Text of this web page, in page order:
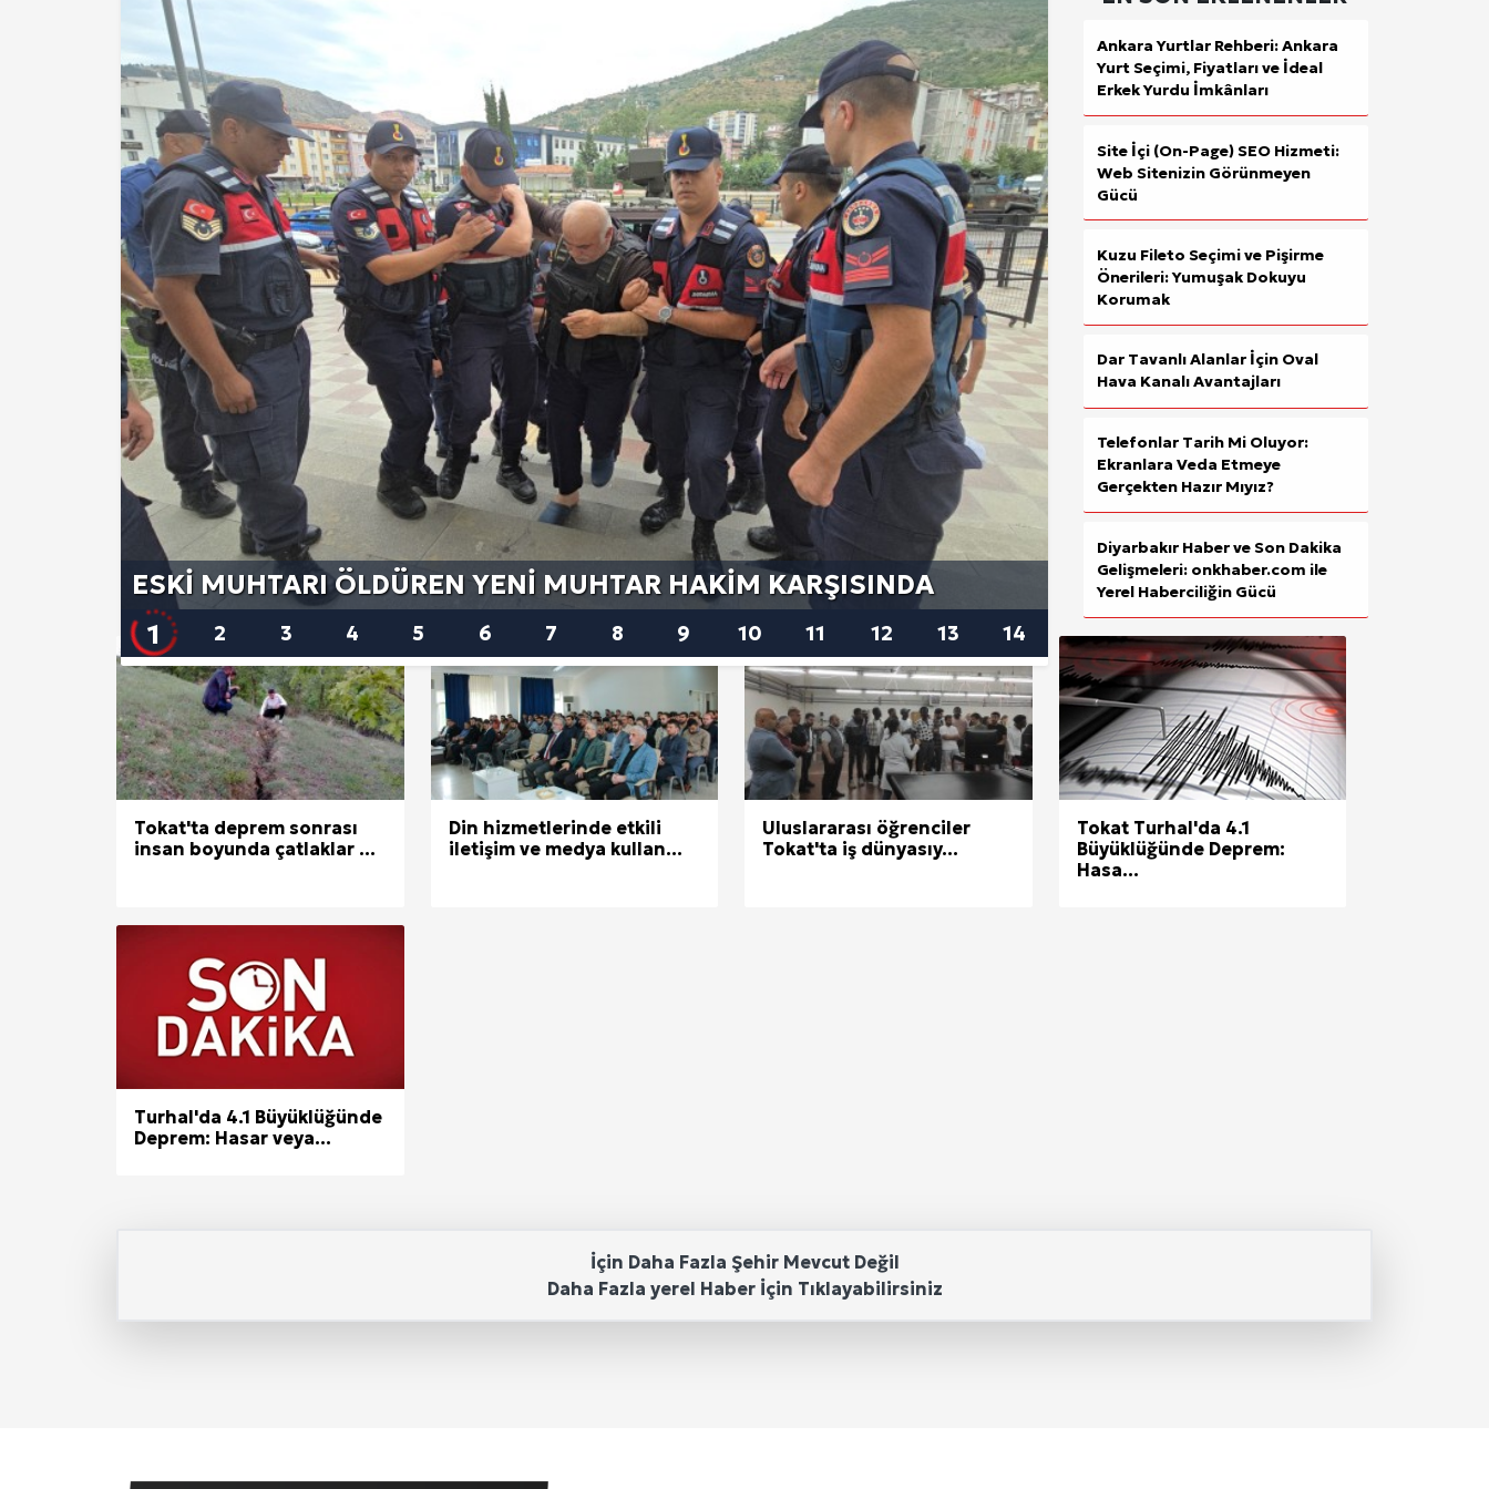
KINIK BELEDIYE BAŞKANI GEÇENE'YE IŞÇI ÇIKARMALARI
NEDENIYLE TEPKI YAĞDI
EVINDEN UYUŞTURUCU
KENEVIRI BULUNDU
1 2 3 4 5 6 7 8 9 10 11 12 13 14
Ankara Yurtlar Rehberi: Ankara
Yurt Seçimi, Fiyatları ve İdeal
Erkek Yurdu İmkânları
Site İçi (On-Page) SEO Hizmeti:
Web Sitenizin Görünmeyen
Gücü
Kuzu Fileto Seçimi ve Pişirme
Önerileri: Yumuşak Dokuyu
Korumak
Dar Tavanlı Alanlar İçin Oval
Hava Kanalı Avantajları
Telefonlar Tarih Mi Oluyor:
Ekranlara Veda Etmeye
Gerçekten Hazır Mıyız?
Diyarbakır Haber ve Son Dakika
Gelişmeleri: onkhaber.com ile
Yerel Haberciliğin Gücü
Tokat'ta deprem sonrası
insan boyunda çatlaklar ...
Din hizmetlerinde etkili
iletişim ve medya kullan...
Uluslararası öğrenciler
Tokat'ta iş dünyasıy...
Tokat Turhal'da 4.1
Büyüklüğünde Deprem:
Hasa...
Turhal'da 4.1 Büyüklüğünde
Deprem: Hasar veya...
İçin Daha Fazla Şehir Mevcut Değil
Daha Fazla yerel Haber İçin Tıklayabilirsiniz
Ankara Yurtlar Rehberi: Ankara Yurt Seçimi, Fiyatları ve İdeal Erkek Yurdu İmkânları
Site İçi (On-Page) SEO Hizmeti: Web Sitenizin Görünmeyen Gücü
Kuzu Fileto Seçimi ve Pişirme Önerileri: Yumuşak Dokuyu Korumak
Dar Tavanlı Alanlar İçin Oval Hava Kanalı Avantajları
Telefonlar Tarih Mi Oluyor: Ekranlara Veda Etmeye Gerçekten Hazır Mıyız?
Diyarbakır Haber ve Son Dakika Gelişmeleri: onkhaber.com ile Yerel Haberciliğin Gücü
EKONOMİ
DÜNYA
SPOR Tümü
Yerel Haberler Künye Giriş Yap